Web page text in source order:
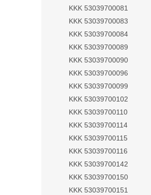
KKK 53039700081
KKK 53039700083
KKK 53039700084
KKK 53039700089
KKK 53039700090
KKK 53039700096
KKK 53039700099
KKK 53039700102
KKK 53039700110
KKK 53039700114
KKK 53039700115
KKK 53039700116
KKK 53039700142
KKK 53039700150
KKK 53039700151